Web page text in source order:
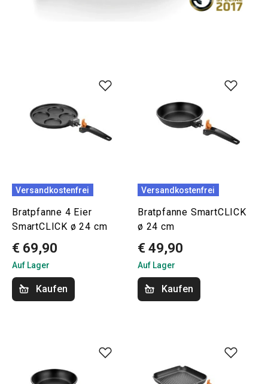
Versandkostenfrei
Bratpfanne 4 Eier
SmartCLICK ø 24 cm
€ 69,90
Auf Lager
Kaufen
Versandkostenfrei
Bratpfanne SmartCLICK
ø 24 cm
€ 49,90
Auf Lager
Kaufen